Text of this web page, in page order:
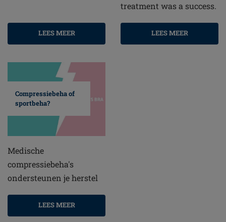
LEES MEER
treatment was a success.
LEES MEER
Compressiebeha of
sportbeha?
Medische
compressiebeha's
ondersteunen je herstel
LEES MEER